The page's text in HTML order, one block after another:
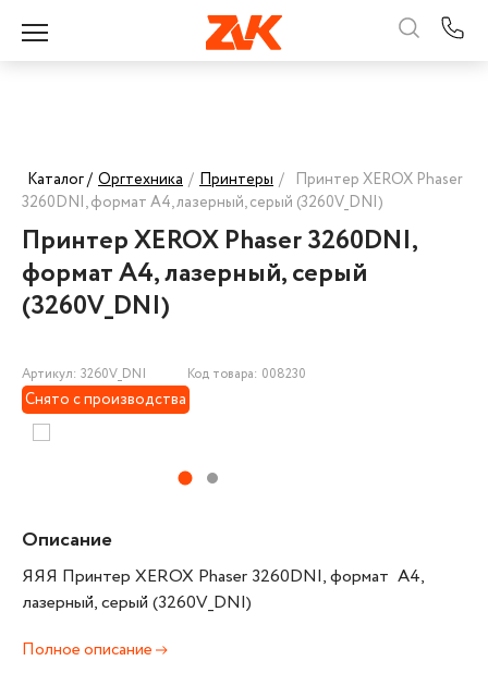
Каталог / Оргтехника / Принтеры / Принтер XEROX Phaser
3260DNI, формат A4, лазерный, серый (3260V_DNI)
Принтер XEROX Phaser 3260DNI,
формат A4, лазерный, серый
(3260V_DNI)
Артикул: 3260V_DNI Код товара: 008230
Снято с производства
Описание
ЯЯЯ Принтер XEROX Phaser 3260DNI, формат A4,
лазерный, серый (3260V_DNI)
Полное описание